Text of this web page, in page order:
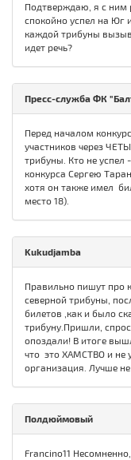
Подтверждаю, я с ним
спокойно успел на Юг
каждой трибуны
идет речь?
Пресс-служба ФК
Перед началом
участников через
трибуны. Кто не успел
конкурса Сергею
хотя он также имел
место 18).
Kukudjamba
Правильно пишут про
северной трибуны,
билетов ,как и было
трибуну.Пришли,
опоздали! В итоге
что это ХАМСТВО и не
организация. Лучше не
Полдюймовый
Francino11